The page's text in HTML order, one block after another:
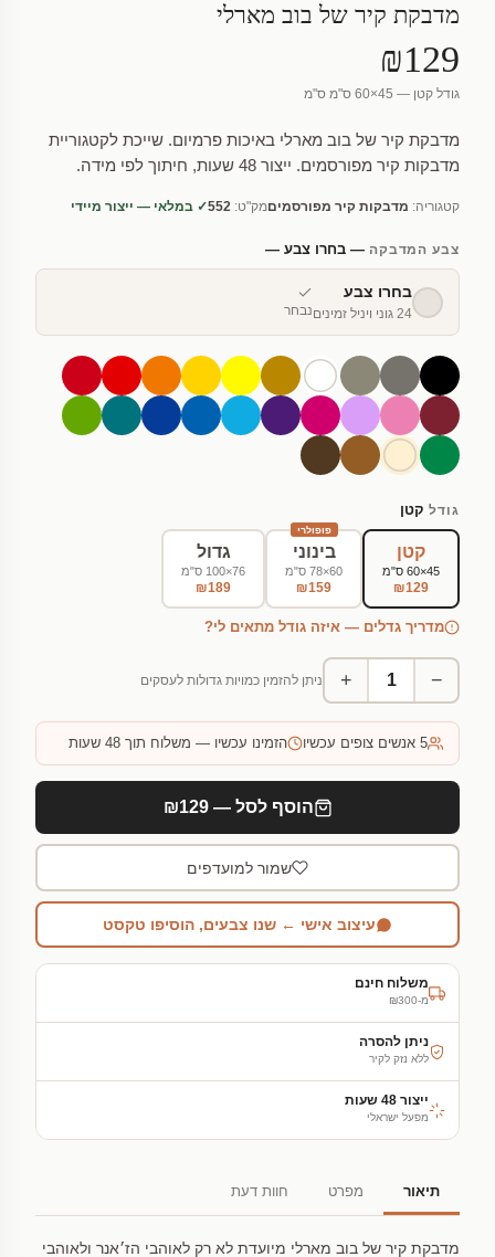
מדבקת קיר של בוב מארלי
₪129
גודל קטן — 45×60 ס"מ ס"מ
מדבקת קיר של בוב מארלי באיכות פרמיום. שייכת לקטגוריית
מדבקות קיר מפורסמים. ייצור 48 שעות, חיתוך לפי מידה.
קטגוריה: מדבקות קיר מפורסמיםמק"ט: 552✓ במלאי — ייצור מיידי
צבע המדבקה— בחרו צבע —
בחרו צבע
24 גוני ויניל זמינים נבחר
גודל קטן
קטן
45×60 ס"מ
₪129
פופולרי
בינוני
60×78 ס"מ
₪159
גדול
76×100 ס"מ
₪189
מדריך גדלים — איזה גודל מתאים לי?
−
+ ניתן להזמין כמויות גדולות לעסקים
5 אנשים צופים עכשיו הזמינו עכשיו — משלוח תוך 48 שעות
הוסף לסל — ₪129
שמור למועדפים
עיצוב אישי ← שנו צבעים, הוסיפו טקסט
משלוח חינם
מ-₪300
ניתן להסרה
ללא נזק לקיר
ייצור 48 שעות
מפעל ישראלי
תיאור מפרט חוות דעת
מדבקת קיר של בוב מארלי מיועדת לא רק לאוהבי הז׳אנר ולאוהבי